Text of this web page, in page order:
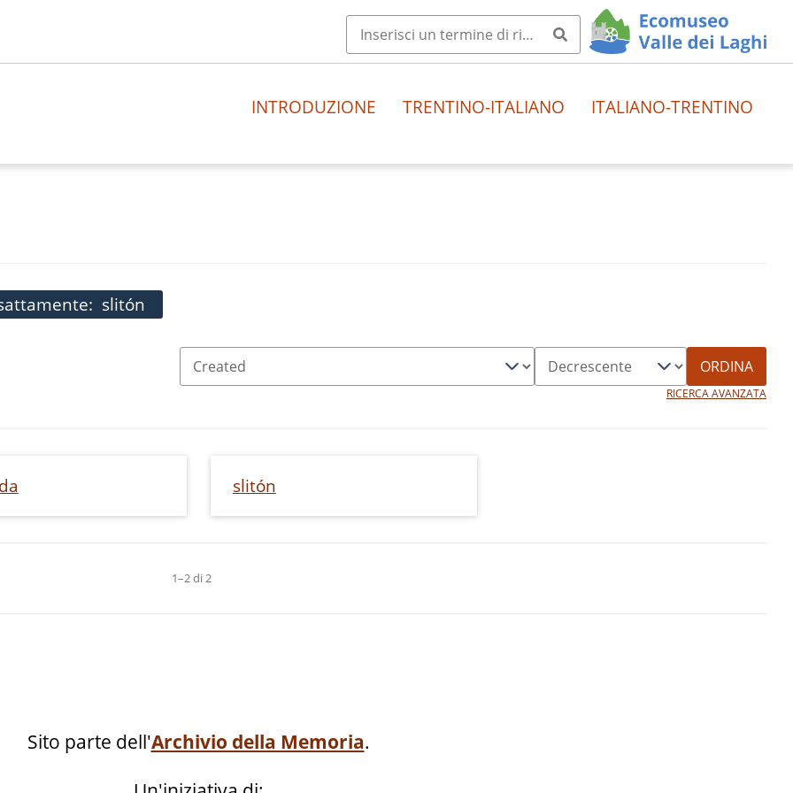
INTRODUZIONE TRENTINO-ITALIANO ITALIANO-TRENTINO
slitón
ORDINA
RICERCA AVANZATA
slitón
1–2 di 2
Sito parte dell'Archivio della Memoria.